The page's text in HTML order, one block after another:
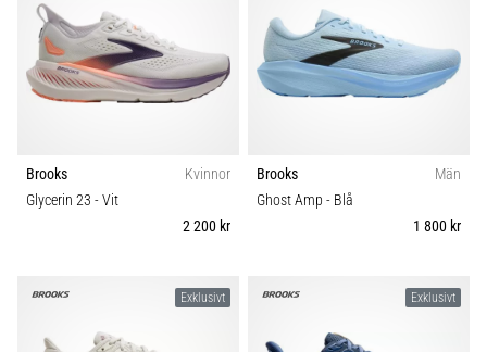
oavsett
om
du
är
proffs.
Vilka
Skobredd
Sport
Underlag
Typ av löpning
Brooks
Kvinnor
Glycerin 23 - Vit
2 200 kr
Brooks
Män
Ghost Amp - Blå
1 800 kr
Exklusivt Exklusivt